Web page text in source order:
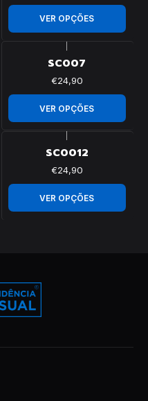
VER OPÇÕES
SC007
€24,90
VER OPÇÕES
SC0012
€24,90
VER OPÇÕES